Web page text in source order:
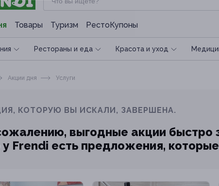
Товары Туризм РестоКупоны
Рестораны и еда Красота и уход
Акции дня Услуги
КОТОРУЮ ВЫ ИСКАЛИ, ЗАВЕРШЕНА.
выгодные акции быстро
Frendi есть предложения,